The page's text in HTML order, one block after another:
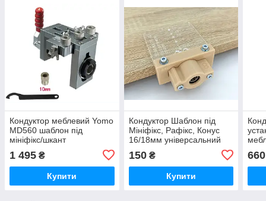
Кондуктор меблевий Yomo
MD560 шаблон під
мініфікс/шкант
регульований з
прижимом. Комплект 1
1 495 ₴
Купити
Кондуктор Шаблон під
Мініфікс, Рафікс, Конус
16/18мм універсальний
150₴
Купити
660